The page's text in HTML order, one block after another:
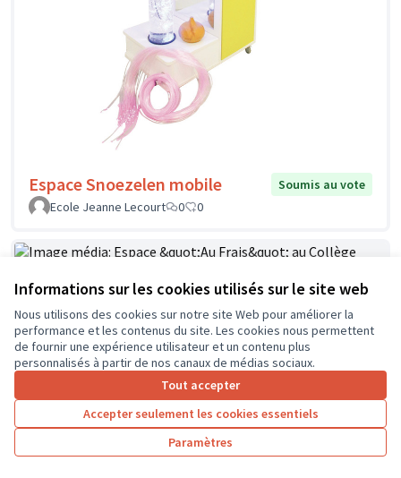
Informations sur les cookies utilisés sur le site web
Nous utilisons des cookies sur notre site Web pour améliorer la
performance et les contenus du site. Les cookies nous permettent
de fournir une expérience utilisateur et un contenu plus
personnalisés à partir de nos canaux de médias sociaux.
Tout accepter
Accepter seulement les cookies essentiels
Paramètres
Espace Snoezelen mobile
Soumis au vote
Ecole Jeanne Lecourt
0 0
Espace "Au Frais" au Collège Jean
Zay à Chinon
vote
FOUCAULT
1 2